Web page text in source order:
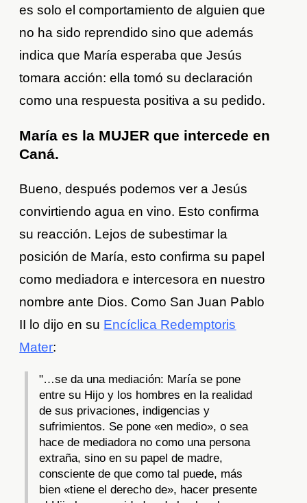
es solo el comportamiento de alguien que
no ha sido reprendido sino que además
indica que María esperaba que Jesús
tomara acción: ella tomó su declaración
como una respuesta positiva a su pedido.
María es la MUJER que intercede en
Caná.
Bueno, después podemos ver a Jesús
convirtiendo agua en vino. Esto confirma
su reacción. Lejos de subestimar la
posición de María, esto confirma su papel
como mediadora e intercesora en nuestro
nombre ante Dios. Como San Juan Pablo
II lo dijo en su Encíclica Redemptoris
Mater:
"…se da una mediación: María se pone
entre su Hijo y los hombres en la realidad
de sus privaciones, indigencias y
sufrimientos. Se pone «en medio», o sea
hace de mediadora no como una persona
extraña, sino en su papel de madre,
consciente de que como tal puede, más
bien «tiene el derecho de», hacer presente